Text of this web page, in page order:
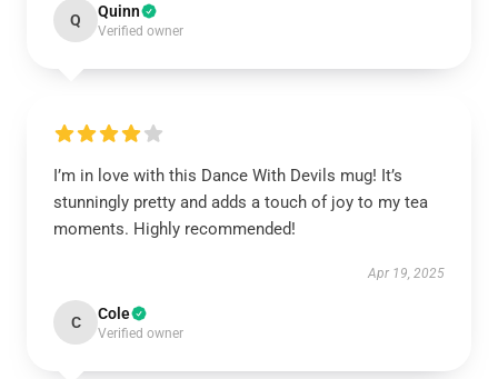
Q Quinn
Verified owner
I’m in love with this Dance With Devils mug! It’s
stunningly pretty and adds a touch of joy to my tea
moments. Highly recommended!
Apr 19, 2025
C Cole
Verified owner